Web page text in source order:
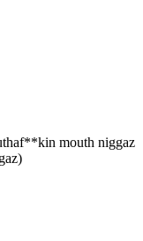
mouth niggaz